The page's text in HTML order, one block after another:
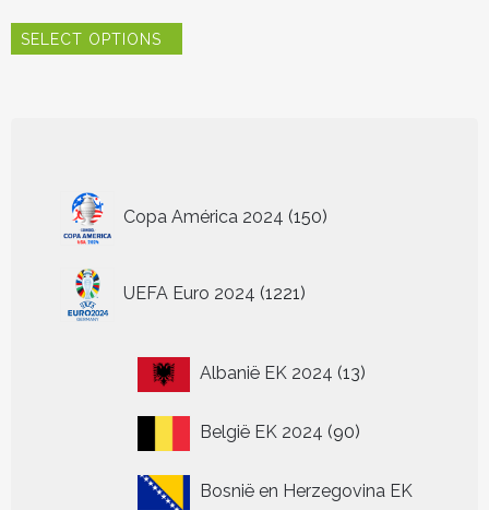
SELECT OPTIONS
worden
productpagina
Copa América 2024 150
producten
UEFA Euro 2024 1221
producten
Albanië EK 2024 1313
België EK 2024 9090
Bosnië en Herzegovina EK